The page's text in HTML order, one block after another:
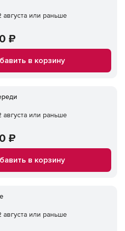
августа или раньше
₽
в корзину
августа или раньше
₽
в корзину
августа или раньше